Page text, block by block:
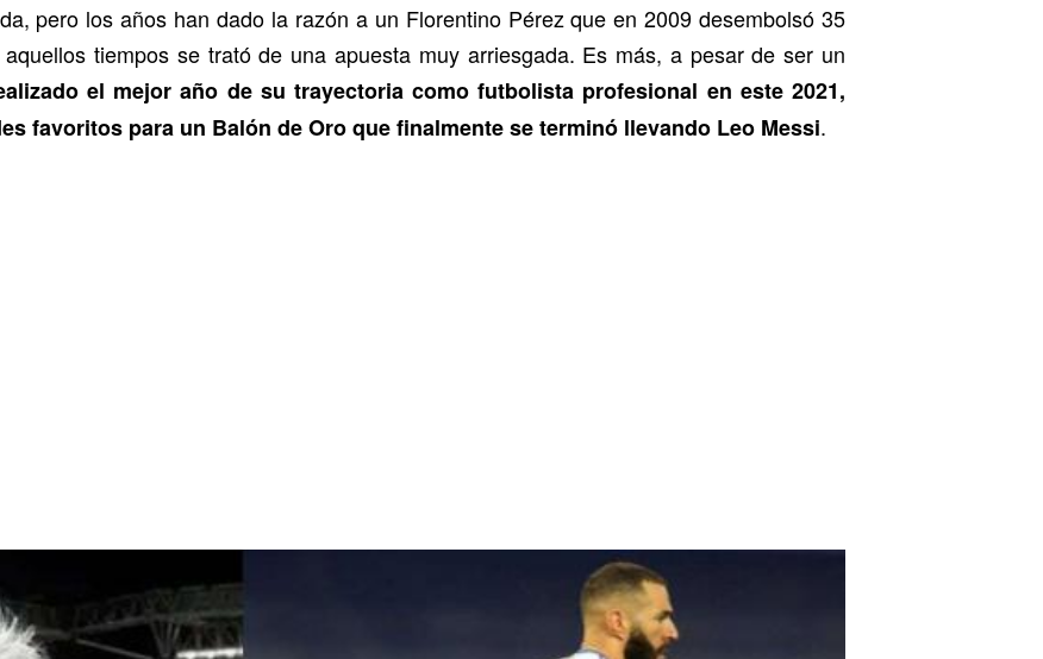
pero los años han dado la razón a un Florentino Pérez que en 2009 desembolsó 35
tiempos se trató de una apuesta muy arriesgada. Es más, a pesar de ser un
el mejor año de su trayectoria como futbolista profesional en este 2021,
favoritos para un Balón de Oro que finalmente se terminó llevando Leo Messi.